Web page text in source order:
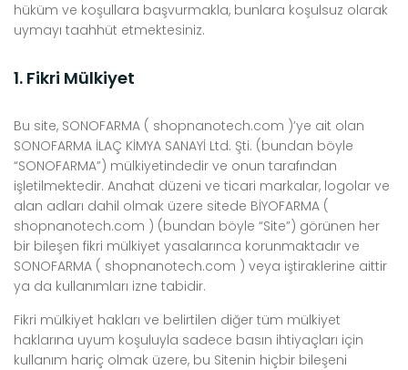
hüküm ve koşullara başvurmakla, bunlara koşulsuz olarak
uymayı taahhüt etmektesiniz.
1. Fikri Mülkiyet
Bu site, SONOFARMA ( shopnanotech.com )’ye ait olan
SONOFARMA İLAÇ KİMYA SANAYİ Ltd. Şti. (bundan böyle
“SONOFARMA”) mülkiyetindedir ve onun tarafından
işletilmektedir. Anahat düzeni ve ticari markalar, logolar ve
alan adları dahil olmak üzere sitede BİYOFARMA (
shopnanotech.com ) (bundan böyle “Site”) görünen her
bir bileşen fikri mülkiyet yasalarınca korunmaktadır ve
SONOFARMA ( shopnanotech.com ) veya iştiraklerine aittir
ya da kullanımları izne tabidir.
Fikri mülkiyet hakları ve belirtilen diğer tüm mülkiyet
haklarına uyum koşuluyla sadece basın ihtiyaçları için
kullanım hariç olmak üzere, bu Sitenin hiçbir bileşeni